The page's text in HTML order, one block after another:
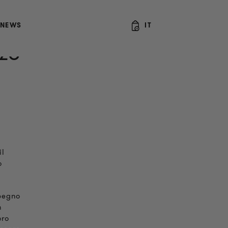
IT
NEWS